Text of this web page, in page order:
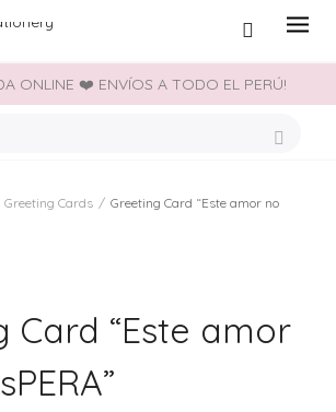
ONLINE ❤️ ENVÍOS A TODO EL PERÚ!
Greeting Cards / Greeting Card “Este amor no
Card “Este amor